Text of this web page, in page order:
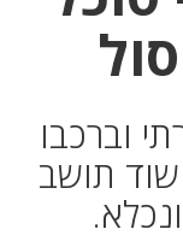
וברכבו
תושב